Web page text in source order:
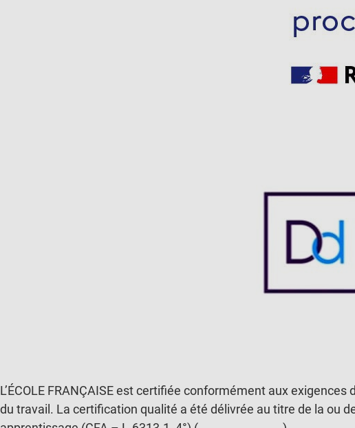
L’ÉCOLE FRANÇAISE est certifiée conformément aux
du travail. La certification qualité a été délivrée au titre de la ou